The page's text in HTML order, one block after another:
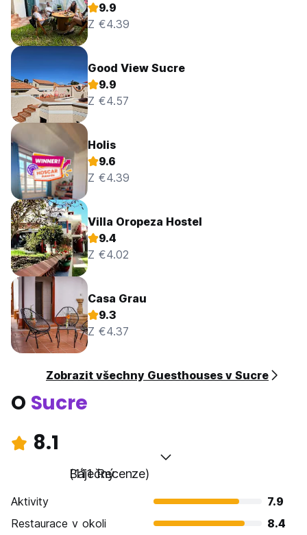
9.9
Z €4.39
Good View Sucre
9.9
Z €4.57
Holis
9.6
Z €4.39
Villa Oropeza Hostel
9.4
Z €4.02
Casa Grau
9.3
Z €4.37
Zobrazit všechny Guesthouses v Sucre
O Sucre
8.1
Báječný
(111 Recenze)
Aktivity
7.9
Restaurace v okoli
8.4